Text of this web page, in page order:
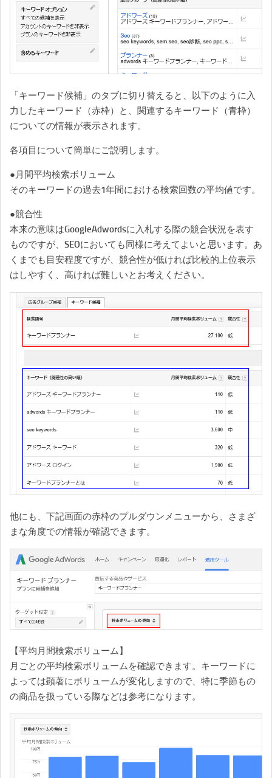
「キーワード候補」のタブに切り替えると、以下のように入
力したキーワード（赤枠）と、関連するキーワード（青枠）
についての情報が表示されます。
各項目について簡単にご説明します。
●月間平均検索ボリューム
そのキーワードの過去1年間における検索回数の平均値です。
●競合性
本来の意味はGoogleAdwordsに入札する際の競合状況を表す
ものですが、SEOにおいても同様に考えてよいと思います。あ
くまでも目安程度ですが、競合性が低ければ比較的上位表示
はしやすく、高ければ難しいとお考えください。
他にも、下記画面の赤枠のプルダウンメニューから、さまざ
まな角度での情報が確認できます。
【平均月間検索ボリューム】
月ごとの平均検索ボリュームを確認できます。キーワードに
よっては顕著にボリュームが変化しますので、特に季節もの
の商品を扱っている際などは参考になります。